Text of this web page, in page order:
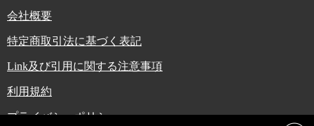
会社概要
特定商取引法に基づく表記
Link及び引用に関する注意事項
利用規約
プライバシーポリシー